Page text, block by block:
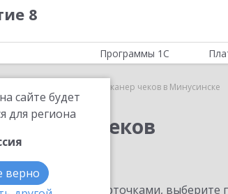
8
сайте будет
для региона
верно
Программы 1С
1С:Сканер чеков в Минусинске
чеков
карточками, выберите